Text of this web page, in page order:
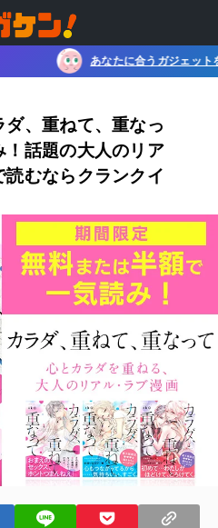
うガジェットを、 30秒でチェック！ガジ
ダ、重ねて、重なっ
話題の大人のリア
むならクランクイ